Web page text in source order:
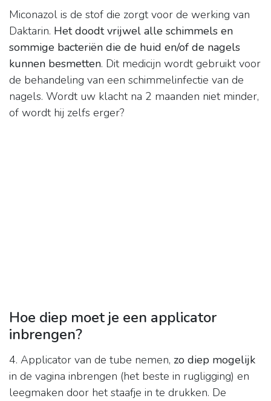
Miconazol is de stof die zorgt voor de werking van
Daktarin. Het doodt vrijwel alle schimmels en
sommige bacteriën die de huid en/of de nagels
kunnen besmetten. Dit medicijn wordt gebruikt voor
de behandeling van een schimmelinfectie van de
nagels. Wordt uw klacht na 2 maanden niet minder,
of wordt hij zelfs erger?
Hoe diep moet je een applicator
inbrengen?
4. Applicator van de tube nemen, zo diep mogelijk
in de vagina inbrengen (het beste in rugligging) en
leegmaken door het staafje in te drukken. De